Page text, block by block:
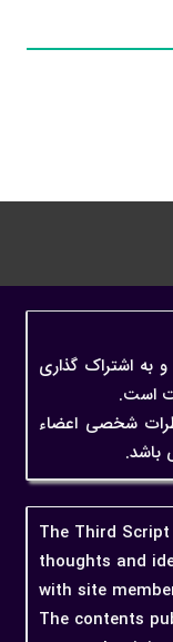
و به اشتراک گذاری
است.
شخصی اعضاء
باشد.
The Third
thoughts and
with site
The contents